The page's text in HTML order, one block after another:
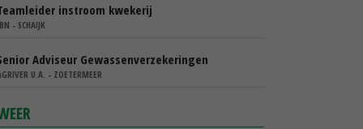
instroom kwekerij
- SCHAIJK
Adviseur Gewassenverzekeringen
U.A. - ZOETERMEER